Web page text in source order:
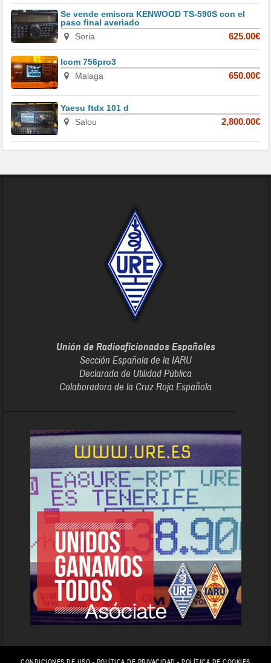
Se vende emisora KENWOOD TS-590S con el
paso final averiado
Soria
625.00€
Icom 756pro3
Malaga
650.00€
Yaesu ftdx 101 d
Salou
2,800.00€
Unión de Radioaficionados Españoles
Sección Española de la IARU
Declarada de Utilidad Pública
Colaboradora de la Cruz Roja Española